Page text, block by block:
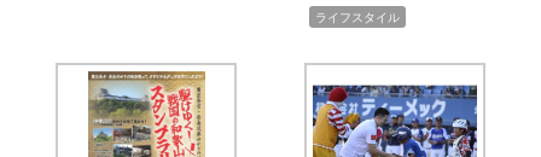
ライフスタイル